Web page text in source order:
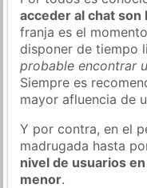
acceder al chat son
franja es el
disponer de tiempo
probable encontrar
Siempre es
mayor afluencia de
Y por contra, en el
madrugada hasta
nivel de usuarios
menor.